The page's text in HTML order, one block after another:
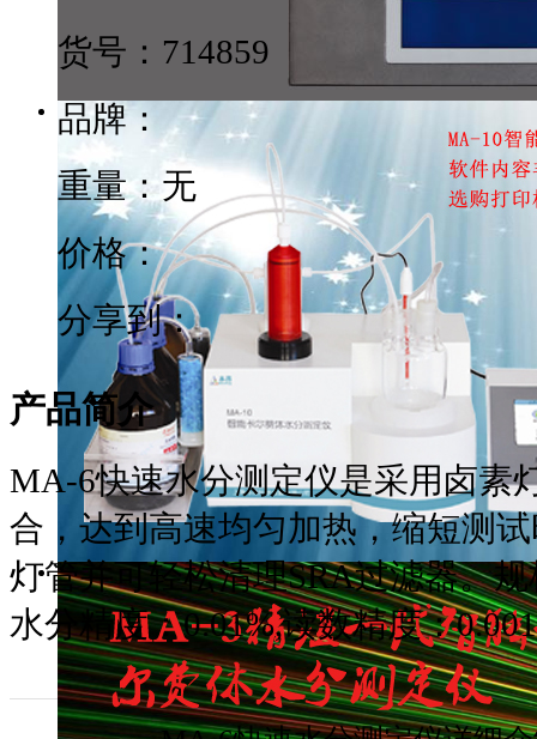
货号： 714859
品牌：
重量：无
价格：
分享到：
产品简介
MA-6快速水分测定仪是采用卤素
合，达到高速均匀加热，缩短测
灯管并可轻松清理SRA过滤器。规
水分精度：0.01%,读数精度：
详细资料